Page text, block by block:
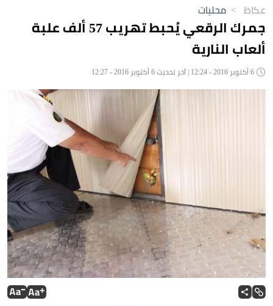
عكاظ > محليات
جمرك الرقعي يُحبط تهريب 57 ألف علبة
ألعاب النارية